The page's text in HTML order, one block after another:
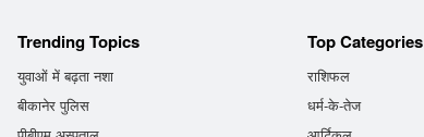
Trending Topics
युवाओं में बढ़ता नशा
बीकानेर पुलिस
Top Categories
राशिफल
धर्म-के-तेज